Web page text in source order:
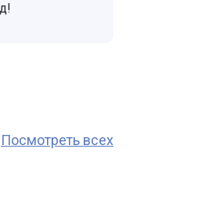
Посмотреть всех